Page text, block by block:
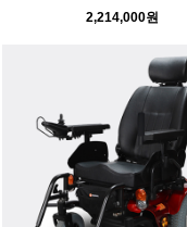
2,214,000원